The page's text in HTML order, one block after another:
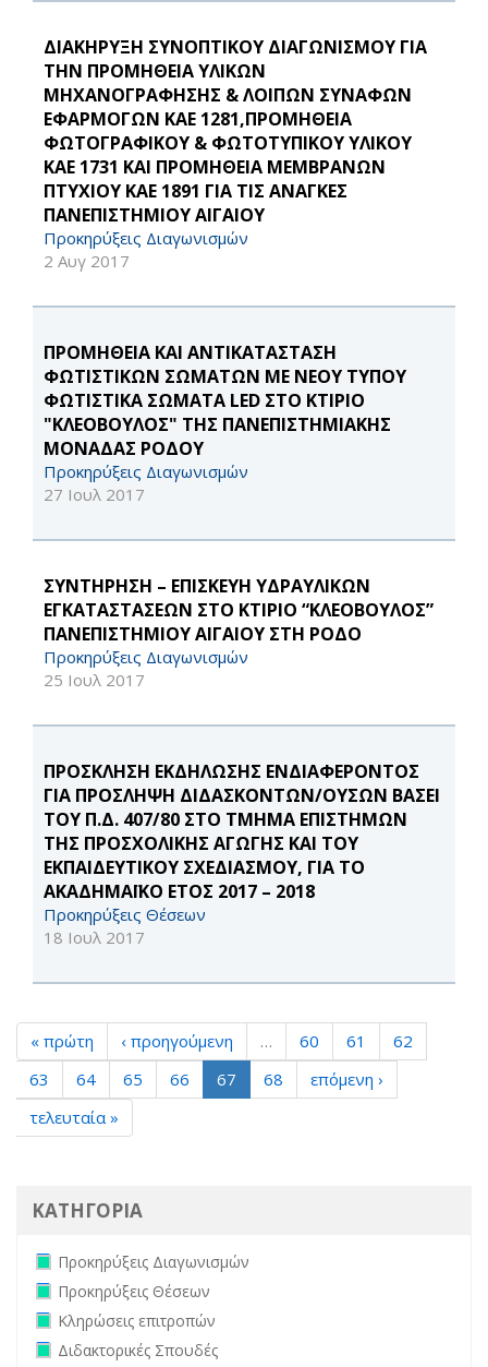
ΔΙΑΚΗΡΥΞΗ ΣΥΝΟΠΤΙΚΟΥ ΔΙΑΓΩΝΙΣΜΟΥ ΓΙΑ
ΤΗΝ ΠΡΟΜΗΘΕΙΑ ΥΛΙΚΩΝ
ΜΗΧΑΝΟΓΡΑΦΗΣΗΣ & ΛΟΙΠΩΝ ΣΥΝΑΦΩΝ
ΕΦΑΡΜΟΓΩΝ ΚΑΕ 1281,ΠΡΟΜΗΘΕΙΑ
ΦΩΤΟΓΡΑΦΙΚΟΥ & ΦΩΤΟΤΥΠΙΚΟΥ ΥΛΙΚΟΥ
ΚΑΕ 1731 ΚΑΙ ΠΡΟΜΗΘΕΙΑ ΜΕΜΒΡΑΝΩΝ
ΠΤΥΧΙΟΥ ΚΑΕ 1891 ΓΙΑ ΤΙΣ ΑΝΑΓΚΕΣ
ΠΑΝΕΠΙΣΤΗΜΙΟΥ ΑΙΓΑΙΟΥ
Προκηρύξεις Διαγωνισμών
2 Αυγ 2017
ΠΡΟΜΗΘΕΙΑ ΚΑΙ ΑΝΤΙΚΑΤΑΣΤΑΣΗ
ΦΩΤΙΣΤΙΚΩΝ ΣΩΜΑΤΩΝ ΜΕ ΝΕΟΥ ΤΥΠΟΥ
ΦΩΤΙΣΤΙΚΑ ΣΩΜΑΤΑ LED ΣΤΟ ΚΤΙΡΙΟ
"ΚΛΕΟΒΟΥΛΟΣ" ΤΗΣ ΠΑΝΕΠΙΣΤΗΜΙΑΚΗΣ
ΜΟΝΑΔΑΣ ΡΟΔΟΥ
Προκηρύξεις Διαγωνισμών
27 Ιουλ 2017
ΣΥΝΤΗΡΗΣΗ – ΕΠΙΣΚΕΥΗ ΥΔΡΑΥΛΙΚΩΝ
ΕΓΚΑΤΑΣΤΑΣΕΩΝ ΣΤΟ ΚΤΙΡΙΟ “ΚΛΕΟΒΟΥΛΟΣ”
ΠΑΝΕΠΙΣΤΗΜΙΟΥ ΑΙΓΑΙΟΥ ΣΤΗ ΡΟΔΟ
Προκηρύξεις Διαγωνισμών
25 Ιουλ 2017
ΠΡΟΣΚΛΗΣΗ ΕΚΔΗΛΩΣΗΣ ΕΝΔΙΑΦΕΡΟΝΤΟΣ
ΓΙΑ ΠΡΟΣΛΗΨΗ ΔΙΔΑΣΚΟΝΤΩΝ/ΟΥΣΩΝ ΒΑΣΕΙ
ΤΟΥ Π.Δ. 407/80 ΣΤΟ ΤΜΗΜΑ ΕΠΙΣΤΗΜΩΝ
ΤΗΣ ΠΡΟΣΧΟΛΙΚΗΣ ΑΓΩΓΗΣ ΚΑΙ ΤΟΥ
ΕΚΠΑΙΔΕΥΤΙΚΟΥ ΣΧΕΔΙΑΣΜΟΥ, ΓΙΑ ΤΟ
ΑΚΑΔΗΜΑΪΚΟ ΕΤΟΣ 2017 – 2018
Προκηρύξεις Θέσεων
18 Ιουλ 2017
« πρώτη ‹ προηγούμενη … 60 61
62
63
64 65 66 67 68
επόμενη ›
τελευταία »
ΚΑΤΗΓΟΡΙΑ
Remove Προκηρύξεις Διαγωνισμών filter
Προκηρύξεις Διαγωνισμών
Remove Προκηρύξεις Θέσεων filter
Προκηρύξεις Θέσεων
Remove Κληρώσεις επιτροπών filter
Κληρώσεις επιτροπών
Remove Διδακτορικές Σπουδές filter
Διδακτορικές Σπουδές